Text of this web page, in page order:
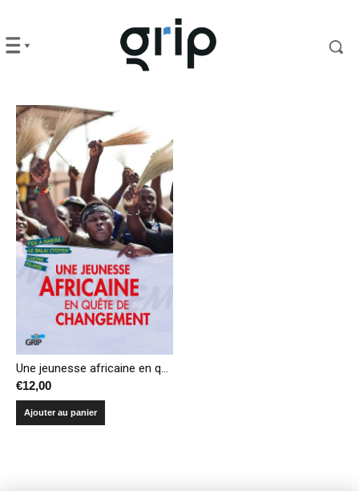
Une jeunesse africaine en quête de changement
€12,00
Ajouter au panier